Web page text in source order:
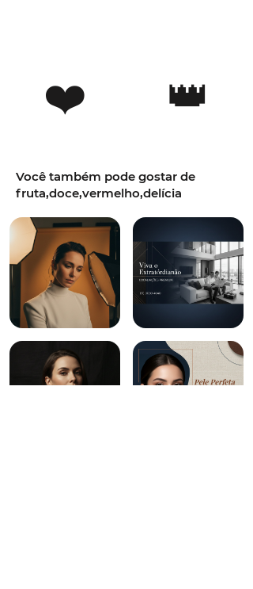
❤️ 👑
Você também pode gostar de
fruta,doce,vermelho,delícia